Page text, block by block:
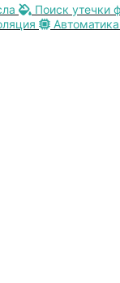
Поиск утечки